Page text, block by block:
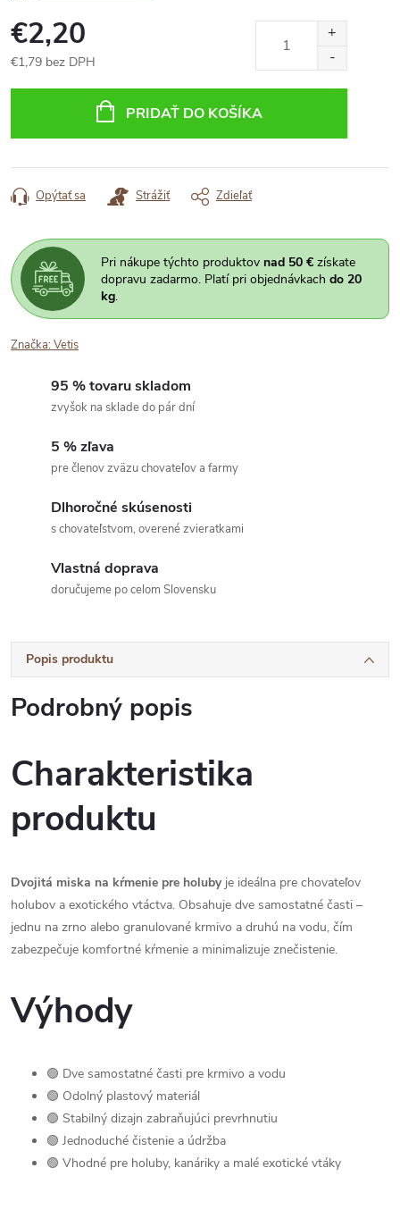
€2,20
€1,79 bez DPH
PRIDAŤ DO KOŠÍKA
Opýtať sa Strážiť Zdieľať
Pri nákupe týchto produktov nad 50 € získate
dopravu zadarmo. Platí pri objednávkach do 20
kg.
Značka:Vetis
95 % tovaru skladom
zvyšok na sklade do pár dní
5 % zľava
pre členov zväzu chovateľov a farmy
Dlhoročné skúsenosti
s chovateľstvom, overené zvieratkami
Vlastná doprava
doručujeme po celom Slovensku
Popis produktu
Podrobný popis
Charakteristika
produktu
Dvojitá miska na kŕmenie pre holubyje ideálna pre chovateľov
holubov a exotického vtáctva. Obsahuje dve samostatné časti –
jednu na zrno alebo granulované krmivo a druhú na vodu, čím
zabezpečuje komfortné kŕmenie a minimalizuje znečistenie.
Výhody
🟢 Dve samostatné časti pre krmivo a vodu
🟢 Odolný plastový materiál
🟢 Stabilný dizajn zabraňujúci prevrhnutiu
🟢 Jednoduché čistenie a údržba
🟢 Vhodné pre holuby, kanáriky a malé exotické vtáky